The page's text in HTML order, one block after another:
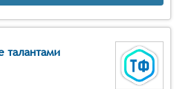
талантами